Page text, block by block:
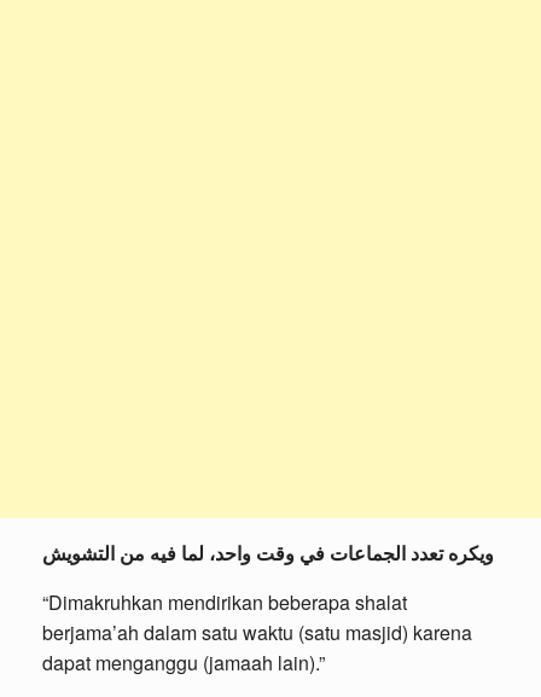
ويكره تعدد الجماعات في وقت واحد، لما فيه من التشويش
“Dimakruhkan mendirikan beberapa shalat
berjama’ah dalam satu waktu (satu masjid) karena
dapat menganggu (jamaah lain).”